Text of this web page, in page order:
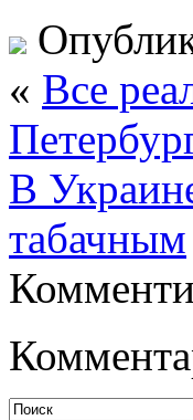
« Все
В
табачным